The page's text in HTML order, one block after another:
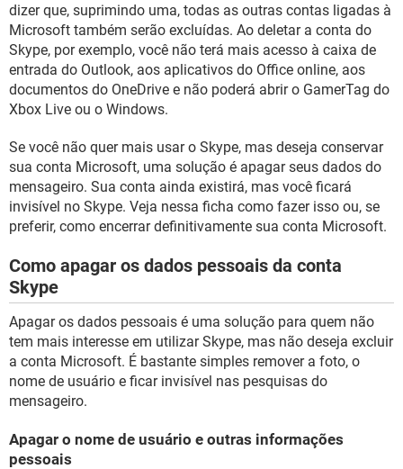
dizer que, suprimindo uma, todas as outras contas ligadas à
Microsoft também serão excluídas. Ao deletar a conta do
Skype, por exemplo, você não terá mais acesso à caixa de
entrada do Outlook, aos aplicativos do Office online, aos
documentos do OneDrive e não poderá abrir o GamerTag do
Xbox Live ou o Windows.
Se você não quer mais usar o Skype, mas deseja conservar
sua conta Microsoft, uma solução é apagar seus dados do
mensageiro. Sua conta ainda existirá, mas você ficará
invisível no Skype. Veja nessa ficha como fazer isso ou, se
preferir, como encerrar definitivamente sua conta Microsoft.
Como apagar os dados pessoais da conta
Skype
Apagar os dados pessoais é uma solução para quem não
tem mais interesse em utilizar Skype, mas não deseja excluir
a conta Microsoft. É bastante simples remover a foto, o
nome de usuário e ficar invisível nas pesquisas do
mensageiro.
Apagar o nome de usuário e outras informações
pessoais